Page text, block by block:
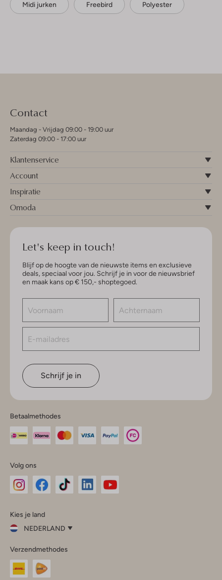
Midi jurken Freebird Polyester
Contact
Maandag - Vrijdag 09:00 - 19:00 uur
Zaterdag 09:00 - 17:00 uur
Klantenservice
Account
Inspiratie
Omoda
Let's keep in touch!
Blijf op de hoogte van de nieuwste items en exclusieve
deals, speciaal voor jou. Schrijf je in voor de nieuwsbrief
en maak kans op € 150,- shoptegoed.
Schrijf je in
Betaalmethodes
Volg ons
InstagramFacebook
Kies je land
NEDERLAND
je
land
Nederland
Verzendmethodes